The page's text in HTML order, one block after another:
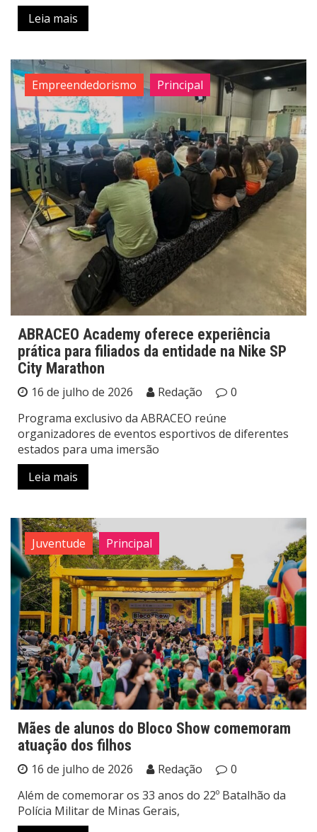
Leia mais
Empreendedorismo Principal
ABRACEO Academy oferece experiência
prática para filiados da entidade na Nike SP
City Marathon
16 de julho de 2026 Redação
0
Programa exclusivo da ABRACEO reúne
organizadores de eventos esportivos de diferentes
estados para uma imersão
Leia mais
Juventude Principal
Mães de alunos do Bloco Show comemoram
atuação dos filhos
16 de julho de 2026 Redação
0
Além de comemorar os 33 anos do 22º Batalhão da
Polícia Militar de Minas Gerais,